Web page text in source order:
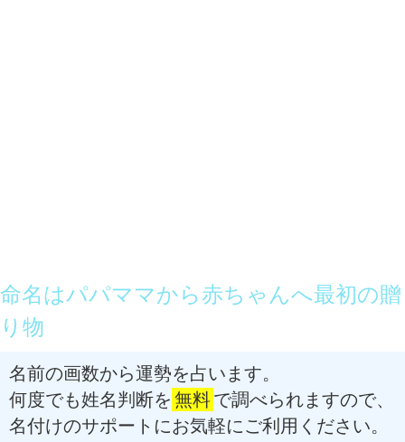
命名はパパママから赤ちゃんへ最初の贈
り物
名前の画数から運勢を占います。
何度でも姓名判断を 無料で調べられますので、
名付けのサポートにお気軽にご利用ください。